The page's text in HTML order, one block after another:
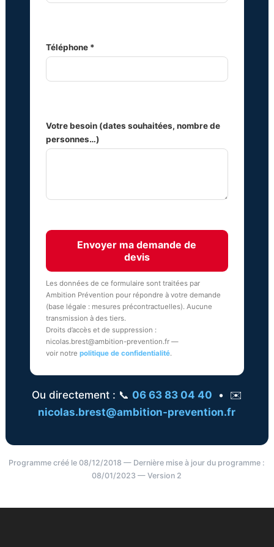
Téléphone *
Votre besoin (dates souhaitées, nombre de
personnes…)
Envoyer ma demande de
devis
Les données de ce formulaire sont traitées par
Ambition Prévention pour répondre à votre demande
(base légale : mesures précontractuelles). Aucune
transmission à des tiers.
Droits d’accès et de suppression :
nicolas.brest@ambition-prevention.fr —
voir notre politique de confidentialité.
Ou directement : 📞 06 63 83 04 40 • ✉️
nicolas.brest@ambition-prevention.fr
Programme créé le 08/12/2018 — Dernière mise à jour du programme :
08/01/2023 — Version 2